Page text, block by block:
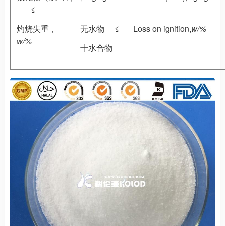
≤
灼烧失重，
w/%
无水物 ≤ Loss on ignition,w/%
十水合物